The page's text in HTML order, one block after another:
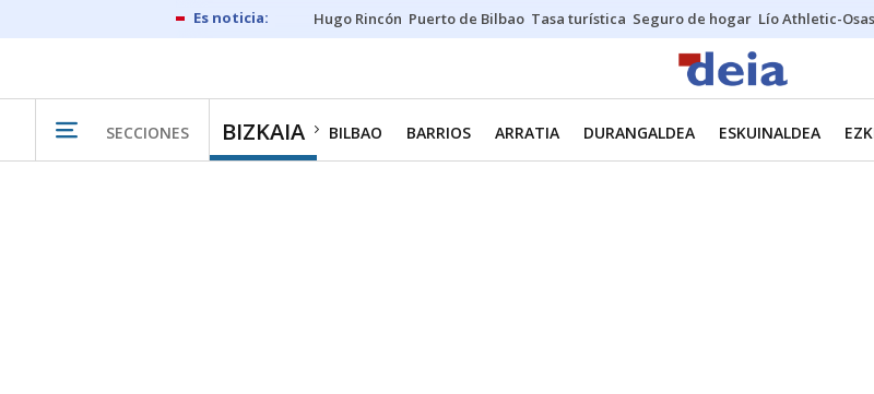
Hugo Rincón Puerto de Bilbao Tasa turística Seguro de hogar Lío Athletic-
SECCIONES BIZKAIA BILBAO BARRIOS ARRATIA DURANGALDEA ESKUINALDEA